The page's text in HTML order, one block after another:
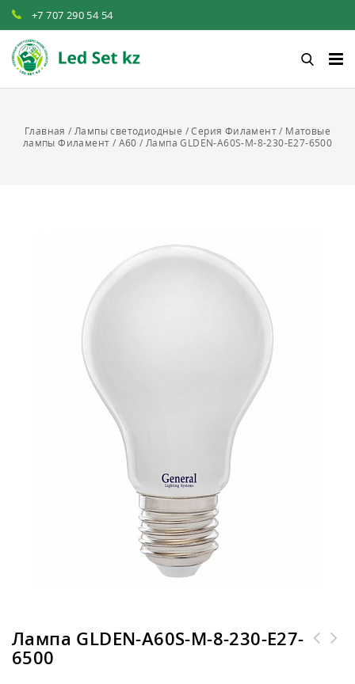
+7 707 290 54 54‬
Главная / Лампы светодиодные /Серия Филамент/ Матовые
лампы Филамент / A60 / Лампа GLDEN-A60S-M-8-230-E27-6500
Лампа GLDEN-A60S-M-8-230-E27-
6500